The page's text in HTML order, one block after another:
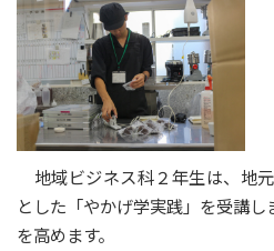
地域ビジネス科２年生は、地
とした「やかげ学実践」を受講
を高めます。